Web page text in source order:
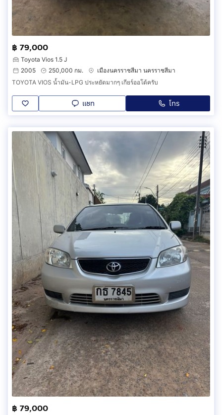
฿ 79,000
Toyota Vios 1.5 J
2005
250,000 กม.
เมืองนครราชสีมา นครราชสีมา
TOYOTA VIOS น้ำมัน-LPG ประหยัดมากๆ เกียร์ออโต้ครับ
แชท โทร
฿ 79,000